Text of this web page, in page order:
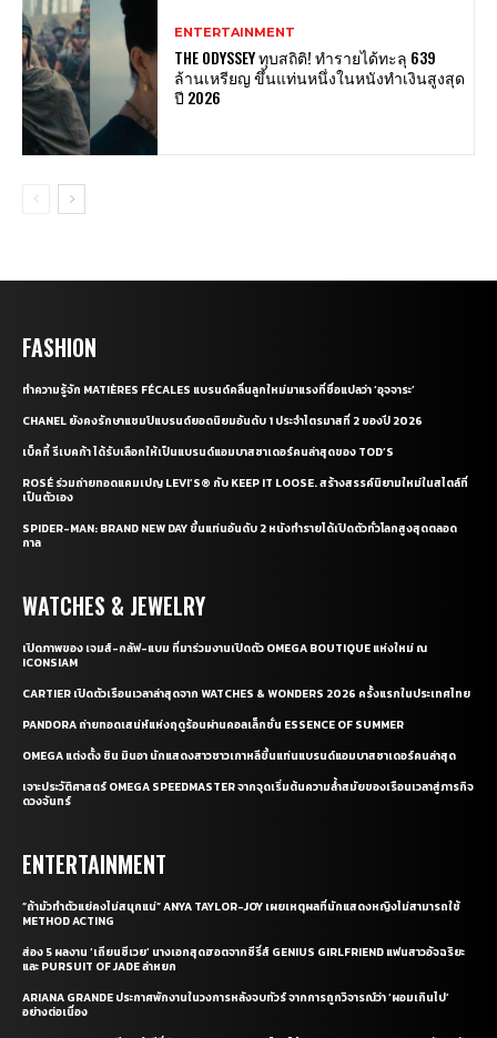
ENTERTAINMENT
THE ODYSSEY ทุบสถิติ! ทำรายได้ทะลุ 639
ล้านเหรียญ ขึ้นแท่นหนึ่งในหนังทำเงินสูงสุด
ปี 2026
FASHION
ทำความรู้จัก MATIÈRES FÉCALES แบรนด์คลื่นลูกใหม่มาแรงที่ชื่อแปลว่า ‘อุจจาระ’
CHANEL ยังคงรักษาแชมป์แบรนด์ยอดนิยมอันดับ 1 ประจำไตรมาสที่ 2 ของปี 2026
เบ็คกี้ รีเบคก้า ได้รับเลือกให้เป็นแบรนด์แอมบาสซาเดอร์คนล่าสุดของ TOD’S
ROSÉ ร่วมถ่ายทอดแคมเปญ LEVI’S® กับ KEEP IT LOOSE. สร้างสรรค์นิยามใหม่ในสไตล์ที่
เป็นตัวเอง
SPIDER-MAN: BRAND NEW DAY ขึ้นแท่นอันดับ 2 หนังทำรายได้เปิดตัวทั่วโลกสูงสุดตลอด
กาล
WATCHES & JEWELRY
เปิดภาพของ เจมส์-กลัฟ-แบม ที่มาร่วมงานเปิดตัว OMEGA BOUTIQUE แห่งใหม่ ณ
ICONSIAM
CARTIER เปิดตัวเรือนเวลาล่าสุดจาก WATCHES & WONDERS 2026 ครั้งแรกในประเทศไทย
PANDORA ถ่ายทอดเสน่ห์แห่งฤดูร้อนผ่านคอลเล็กชั่น ESSENCE OF SUMMER
OMEGA แต่งตั้ง ชิน มินอา นักแสดงสาวชาวเกาหลีขึ้นแท่นแบรนด์แอมบาสซาเดอร์คนล่าสุด
เจาะประวัติศาสตร์ OMEGA SPEEDMASTER จากจุดเริ่มต้นความล้ำสมัยของเรือนเวลาสู่ภารกิจ
ดวงจันทร์
ENTERTAINMENT
“ถ้ามัวทำตัวแย่คงไม่สนุกแน่” ANYA TAYLOR-JOY เผยเหตุผลที่นักแสดงหญิงไม่สามารถใช้
METHOD ACTING
ส่อง 5 ผลงาน ‘เถียนซีเวย’ นางเอกสุดฮอตจากซีรี่ส์ GENIUS GIRLFRIEND แฟนสาวอัจฉริยะ
และ PURSUIT OF JADE ล่าหยก
ARIANA GRANDE ประกาศพักงานในวงการหลังจบทัวร์ จากการถูกวิจารณ์ว่า ‘ผอมเกินไป’
อย่างต่อเนื่อง